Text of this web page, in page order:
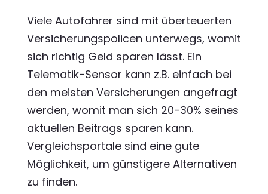
Viele Autofahrer sind mit überteuerten
Versicherungspolicen unterwegs, womit
sich richtig Geld sparen lässt. Ein
Telematik-Sensor kann z.B. einfach bei
den meisten Versicherungen angefragt
werden, womit man sich 20-30% seines
aktuellen Beitrags sparen kann.
Vergleichsportale sind eine gute
Möglichkeit, um günstigere Alternativen
zu finden.